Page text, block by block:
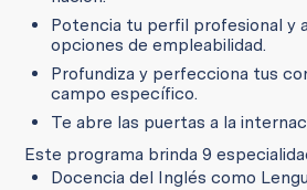
Potencia tu perfil profesional y
opciones de empleabilidad.
Profundiza y perfecciona tus
campo específico.
Te abre las puertas a la
Este programa brinda 9
Docencia del Inglés como